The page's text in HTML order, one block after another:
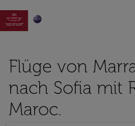

Flüge von
nach Sofia mit
Maroc.